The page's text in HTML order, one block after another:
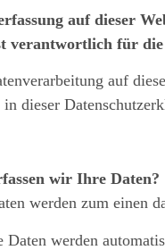
auf dieser
verantwortlich für die
auf
in dieser
wir Ihre Daten?
werden zum einen
Daten werden